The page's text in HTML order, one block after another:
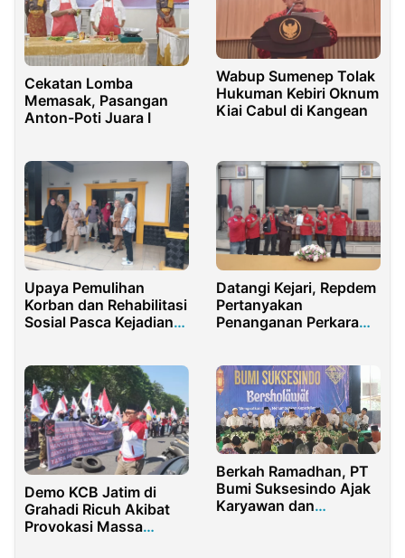
Cekatan Lomba
Memasak, Pasangan
Anton-Poti Juara I
Wabup Sumenep Tolak
Hukuman Kebiri Oknum
Kiai Cabul di Kangean
Upaya Pemulihan
Korban dan Rehabilitasi
Sosial Pasca Kejadian
Datangi Kejari, Repdem
Pertanyakan
Penanganan Perkara
Demo KCB Jatim di
Grahadi Ricuh Akibat
Provokasi Massa
Berkah Ramadhan, PT
Bumi Suksesindo Ajak
Karyawan dan